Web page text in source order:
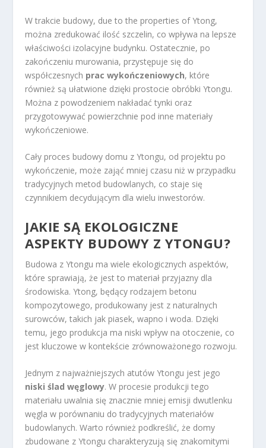
W trakcie budowy, due to the properties of Ytong,
można zredukować ilość szczelin, co wpływa na lepsze
właściwości izolacyjne budynku. Ostatecznie, po
zakończeniu murowania, przystępuje się do
współczesnych prac wykończeniowych, które
również są ułatwione dzięki prostocie obróbki Ytongu.
Można z powodzeniem nakładać tynki oraz
przygotowywać powierzchnie pod inne materiały
wykończeniowe.
Cały proces budowy domu z Ytongu, od projektu po
wykończenie, może zająć mniej czasu niż w przypadku
tradycyjnych metod budowlanych, co staje się
czynnikiem decydującym dla wielu inwestorów.
JAKIE SĄ EKOLOGICZNE
ASPEKTY BUDOWY Z YTONGU?
Budowa z Ytongu ma wiele ekologicznych aspektów,
które sprawiają, że jest to materiał przyjazny dla
środowiska. Ytong, będący rodzajem betonu
kompozytowego, produkowany jest z naturalnych
surowców, takich jak piasek, wapno i woda. Dzięki
temu, jego produkcja ma niski wpływ na otoczenie, co
jest kluczowe w kontekście zrównoważonego rozwoju.
Jednym z najważniejszych atutów Ytongu jest jego
niski ślad węglowy. W procesie produkcji tego
materiału uwalnia się znacznie mniej emisji dwutlenku
węgla w porównaniu do tradycyjnych materiałów
budowlanych. Warto również podkreślić, że domy
zbudowane z Ytongu charakteryzują się znakomitymi